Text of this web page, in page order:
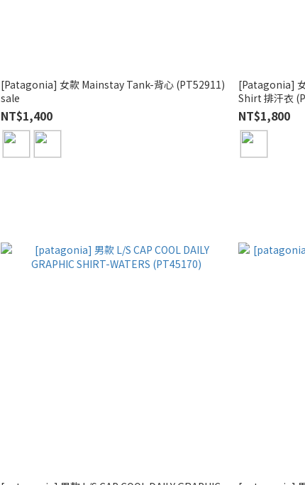
[Patagonia] 女款 Mainstay Tank-背心 (PT52911)
sale
NT$1,400
[Patagonia]
Shirt 排汗衣
NT$1,800